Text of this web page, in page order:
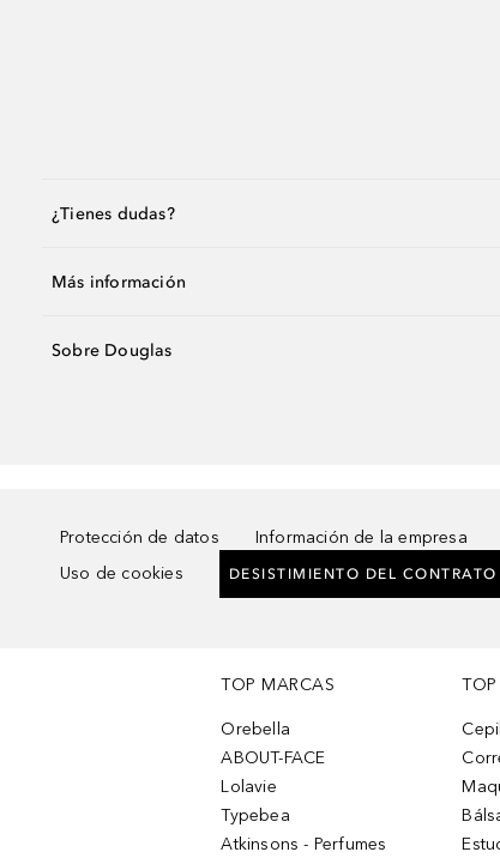
¿Tienes dudas?
Más información
Sobre Douglas
Protección de datos Información de la empresa
Uso de cookies
DESISTIMIENTO DEL CONTRATO
TOP MARCAS
Orebella
ABOUT-FACE
Lolavie
Typebea
Atkinsons - Perfumes